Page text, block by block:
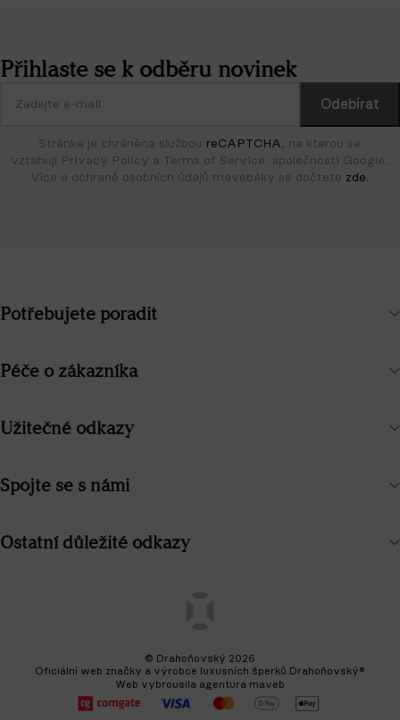
Přihlaste se k odběru novinek
Stránka je chráněna službou reCAPTCHA, na kterou se
vztahují Privacy Policy a Terms of Service společnosti Google.
Více o ochraně osobních údajů mavebáky se dočtete zde
Potřebujete poradit
Péče o zákazníka
Užitečné odkazy
Spojte se s námi
Ostatní důležité odkazy
© Drahoňovský 2026
Oficiální web značky a výrobce luxusních šperků Drahoňovský®
Web vybrousila agentura maveb